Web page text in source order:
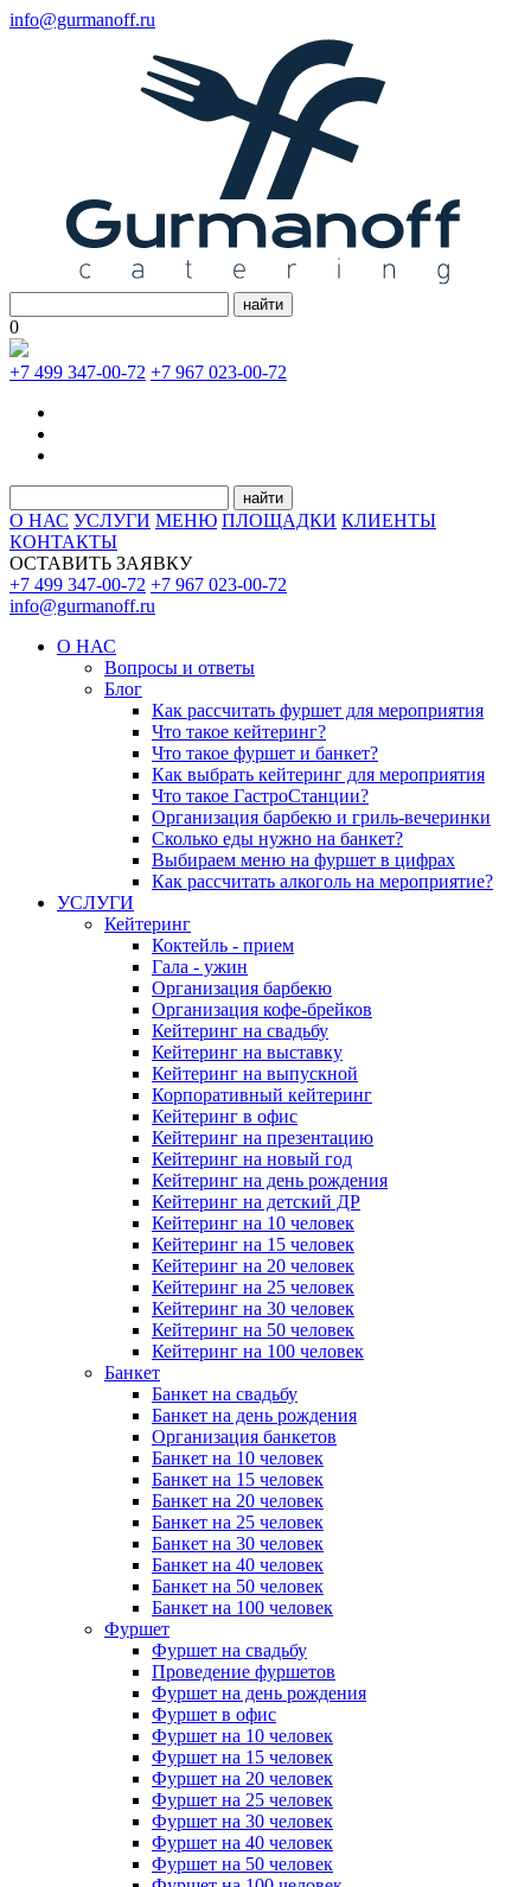
info@gurmanoff.ru
найти
0
+7 499 347-00-72 +7 967 023-00-72
найти
О НАС УСЛУГИ МЕНЮ ПЛОЩАДКИ КЛИЕНТЫ
КОНТАКТЫ
ОСТАВИТЬ ЗАЯВКУ
+7 499 347-00-72 +7 967 023-00-72
info@gurmanoff.ru
О НАС
Вопросы и ответы
Блог
Как рассчитать фуршет для мероприятия
Что такое кейтеринг?
Что такое фуршет и банкет?
Как выбрать кейтеринг для мероприятия
Что такое ГастроСтанции?
Организация барбекю и гриль-вечеринки
Сколько еды нужно на банкет?
Выбираем меню на фуршет в цифрах
Как рассчитать алкоголь на мероприятие?
УСЛУГИ
Кейтеринг
Коктейль - прием
Гала - ужин
Организация барбекю
Организация кофе-брейков
Кейтеринг на свадьбу
Кейтеринг на выставку
Кейтеринг на выпускной
Корпоративный кейтеринг
Кейтеринг в офис
Кейтеринг на презентацию
Кейтеринг на новый год
Кейтеринг на день рождения
Кейтеринг на детский ДР
Кейтеринг на 10 человек
Кейтеринг на 15 человек
Кейтеринг на 20 человек
Кейтеринг на 25 человек
Кейтеринг на 30 человек
Кейтеринг на 50 человек
Кейтеринг на 100 человек
Банкет
Банкет на свадьбу
Банкет на день рождения
Организация банкетов
Банкет на 10 человек
Банкет на 15 человек
Банкет на 20 человек
Банкет на 25 человек
Банкет на 30 человек
Банкет на 40 человек
Банкет на 50 человек
Банкет на 100 человек
Фуршет
Фуршет на свадьбу
Проведение фуршетов
Фуршет на день рождения
Фуршет в офис
Фуршет на 10 человек
Фуршет на 15 человек
Фуршет на 20 человек
Фуршет на 25 человек
Фуршет на 30 человек
Фуршет на 40 человек
Фуршет на 50 человек